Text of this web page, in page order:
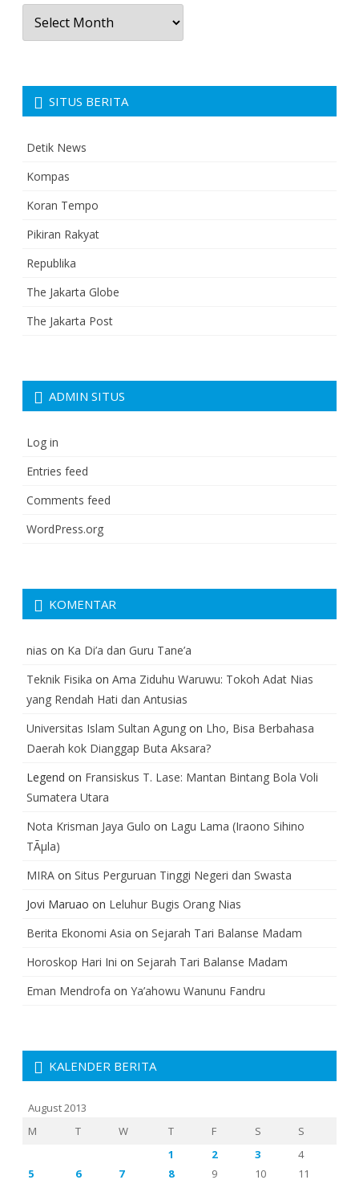
Arsip
Berita
SITUS BERITA
Detik News
Kompas
Koran Tempo
Pikiran Rakyat
Republika
The Jakarta Globe
The Jakarta Post
ADMIN SITUS
Log in
Entries feed
Comments feed
WordPress.org
KOMENTAR
nias on Ka Di’a dan Guru Tane’a
Teknik Fisika on Ama Ziduhu Waruwu: Tokoh Adat Nias
yang Rendah Hati dan Antusias
Universitas Islam Sultan Agung on Lho, Bisa Berbahasa
Daerah kok Dianggap Buta Aksara?
Legend on Fransiskus T. Lase: Mantan Bintang Bola Voli
Sumatera Utara
Nota Krisman Jaya Gulo on Lagu Lama (Iraono Sihino
TÃµla)
MIRA on Situs Perguruan Tinggi Negeri dan Swasta
Jovi Maruao on Leluhur Bugis Orang Nias
Berita Ekonomi Asia on Sejarah Tari Balanse Madam
Horoskop Hari Ini on Sejarah Tari Balanse Madam
Eman Mendrofa on Ya’ahowu Wanunu Fandru
KALENDER BERITA
August 2013
M
T W T F S
S
1
2 3
4
5
6 7 8 9 10
11